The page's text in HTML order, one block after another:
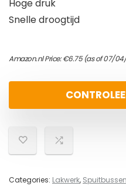
Hoge druk
Snelle droogtijd
Amazon.nl Price:€6.75(as of 07/04/
Categories: Lakwerk, Spuitbussen